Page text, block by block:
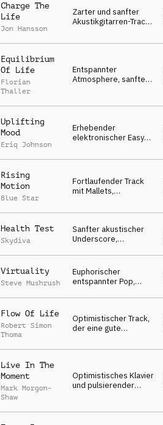
Charge The
Life
Jon Hansson
Zarter und sanfter
Akustikgitarren-Track,
ansteigender
Equilibrium
Of Life
Florian
Thaller
Entspannter
Atmosphere, sanfte
Uplifting
Mood
Eriq Johnson
Erhebender
elektronischer Easy
smarte Städte,
Rising
Motion
Blue Star
Fortlaufender Track
mit Mallets,
Klavier, repetitiv,
Health Test
Skydiva
Sanfter akustischer
Underscore,
Freizeit-Inhalte
Virtuality
Steve Mushrush
Euphorischer
entspannter Pop,
reflektierendes
Flow Of Life
Robert Simon
Thoma
Optimistischer Track,
der eine gute
ein Unterstützer für
Live In The
Moment
Mark Morgon-
Shaw
Optimistisches Klavier
und pulsierender